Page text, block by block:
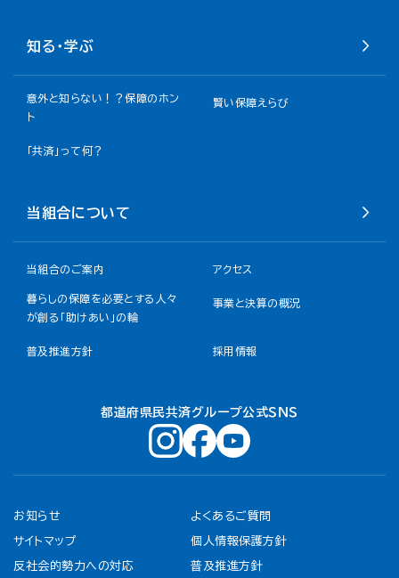
知る・学ぶ
意外と知らない！？保障のホン
ト
賢い保障えらび
「共済」って何？
当組合について
当組合のご案内 アクセス
暮らしの保障を必要とする人々
が創る「助けあい」の輪
事業と決算の概況
普及推進方針 採用情報
都道府県民共済グループ公式ＳＮＳ
お知らせ よくあるご質問
サイトマップ 個人情報保護方針
反社会的勢力への対応 普及推進方針